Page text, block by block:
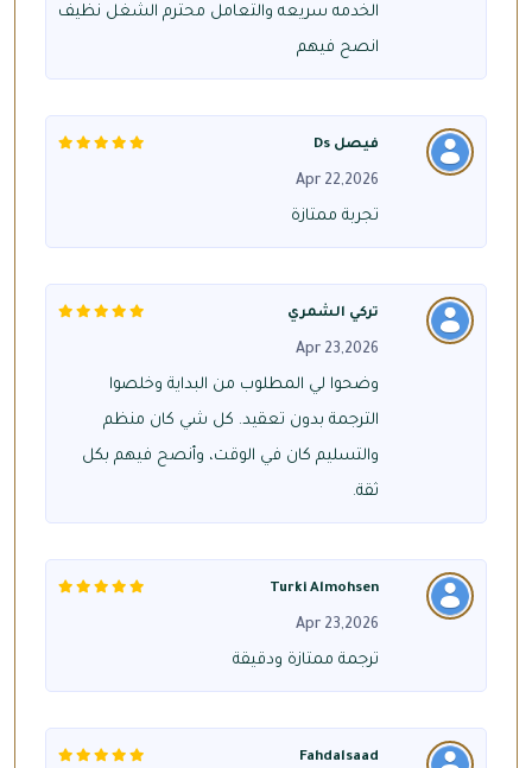
الخدمه سريعه والتعامل محترم الشغل نظيف
انصح فيهم
فيصل Ds
Apr 22,2026
تجربة ممتازة
تركي الشمري
Apr 23,2026
وضحوا لي المطلوب من البداية وخلصوا
الترجمة بدون تعقيد. كل شي كان منظم
والتسليم كان في الوقت، وأنصح فيهم بكل
ثقة.
Turki Almohsen
Apr 23,2026
ترجمة ممتازة ودقيقة
Fahdalsaad